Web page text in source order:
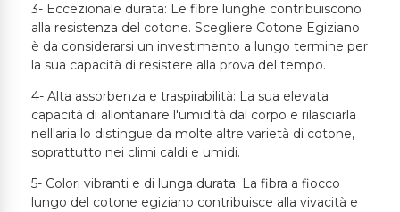
3- Eccezionale durata: Le fibre lunghe contribuiscono
alla resistenza del cotone. Scegliere Cotone Egiziano
è da considerarsi un investimento a lungo termine per
la sua capacità di resistere alla prova del tempo.
4- Alta assorbenza e traspirabilità: La sua elevata
capacità di allontanare l'umidità dal corpo e rilasciarla
nell'aria lo distingue da molte altre varietà di cotone,
soprattutto nei climi caldi e umidi.
5- Colori vibranti e di lunga durata: La fibra a fiocco
lungo del cotone egiziano contribuisce alla vivacità e